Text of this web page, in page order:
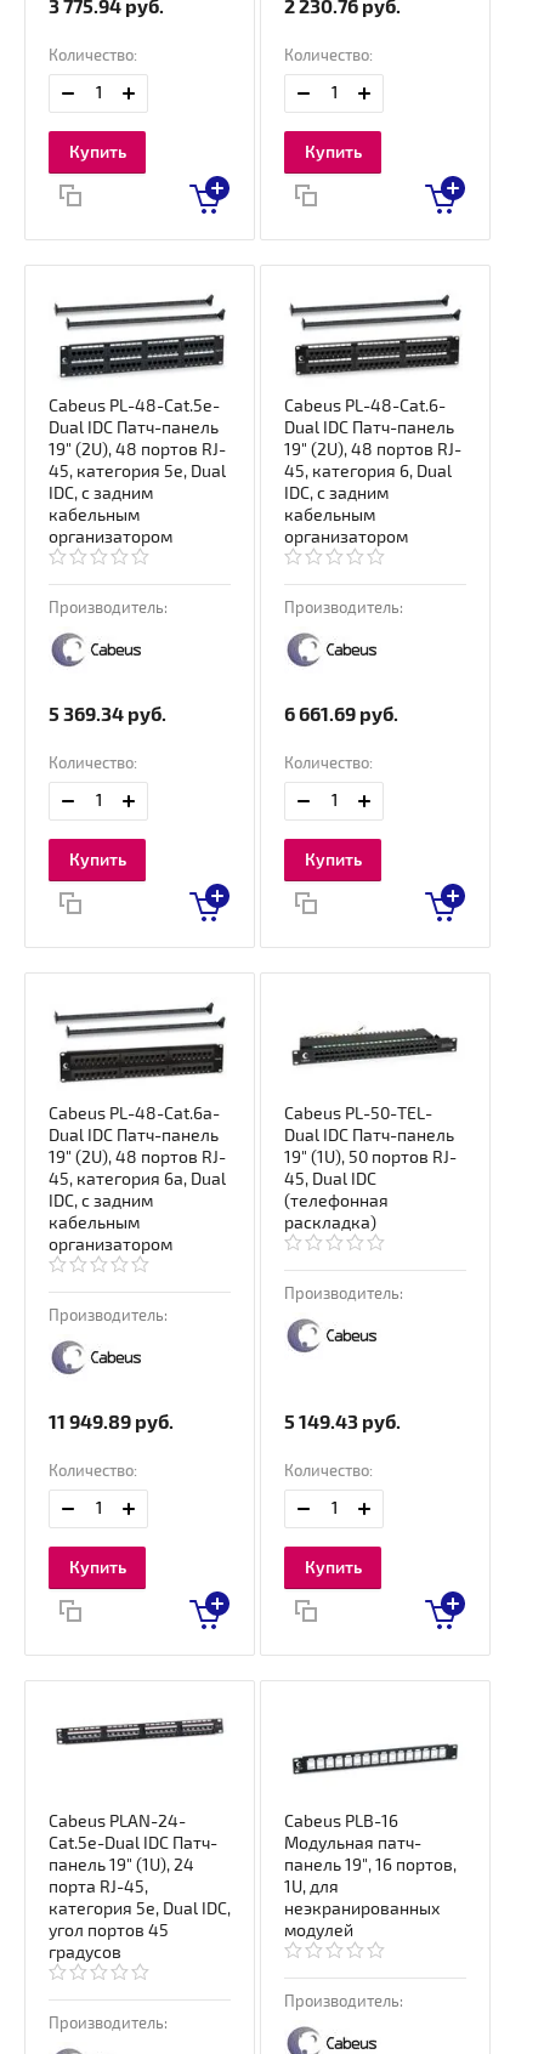
3 775.94 руб.
Количество:
Купить
2 230.76 руб.
Количество:
Купить
Cabeus PL-48-Cat.5e-
Dual IDC Патч-панель
19" (2U), 48 портов RJ-
45, категория 5e, Dual
IDC, с задним
кабельным
организатором
Производитель:
5 369.34 руб.
Количество:
Купить
Cabeus PL-48-Cat.6-
Dual IDC Патч-панель
19" (2U), 48 портов RJ-
45, категория 6, Dual
IDC, с задним
кабельным
организатором
Производитель:
6 661.69 руб.
Количество:
Купить
Cabeus PL-48-Cat.6a-
Dual IDC Патч-панель
19" (2U), 48 портов RJ-
45, категория 6a, Dual
IDC, с задним
кабельным
организатором
Производитель:
11 949.89 руб.
Количество:
Купить
Cabeus PL-50-TEL-
Dual IDC Патч-панель
19" (1U), 50 портов RJ-
45, Dual IDC
(телефонная
раскладка)
Производитель:
5 149.43 руб.
Количество:
Купить
Cabeus PLAN-24-
Cat.5e-Dual IDC Патч-
панель 19" (1U), 24
порта RJ-45,
категория 5e, Dual IDC,
угол портов 45
градусов
Производитель:
Cabeus PLB-16
Модульная патч-
панель 19", 16 портов,
1U, для
неэкранированных
модулей
Производитель: